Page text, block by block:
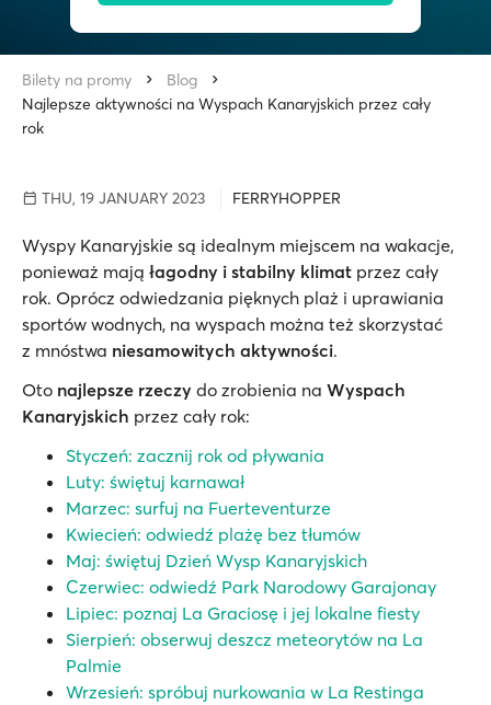
Bilety na promy
Blog
Najlepsze aktywności na Wyspach Kanaryjskich przez cały
rok
THU, 19 JANUARY 2023 FERRYHOPPER
Wyspy Kanaryjskie są idealnym miejscem na wakacje,
ponieważ mają łagodny i stabilny klimat przez cały
rok. Oprócz odwiedzania pięknych plaż i uprawiania
sportów wodnych, na wyspach można też skorzystać
z mnóstwa niesamowitych aktywności.
Oto najlepsze rzeczy do zrobienia na Wyspach
Kanaryjskich przez cały rok:
Styczeń: zacznij rok od pływania
Luty: świętuj karnawał
Marzec: surfuj na Fuerteventurze
Kwiecień: odwiedź plażę bez tłumów
Maj: świętuj Dzień Wysp Kanaryjskich
Czerwiec: odwiedź Park Narodowy Garajonay
Lipiec: poznaj La Graciosę i jej lokalne fiesty
Sierpień: obserwuj deszcz meteorytów na La
Palmie
Wrzesień: spróbuj nurkowania w La Restinga